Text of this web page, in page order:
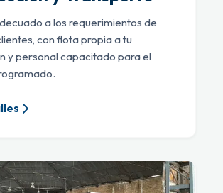
a los requerimientos de
con flota propia a tu
y personal capacitado para el